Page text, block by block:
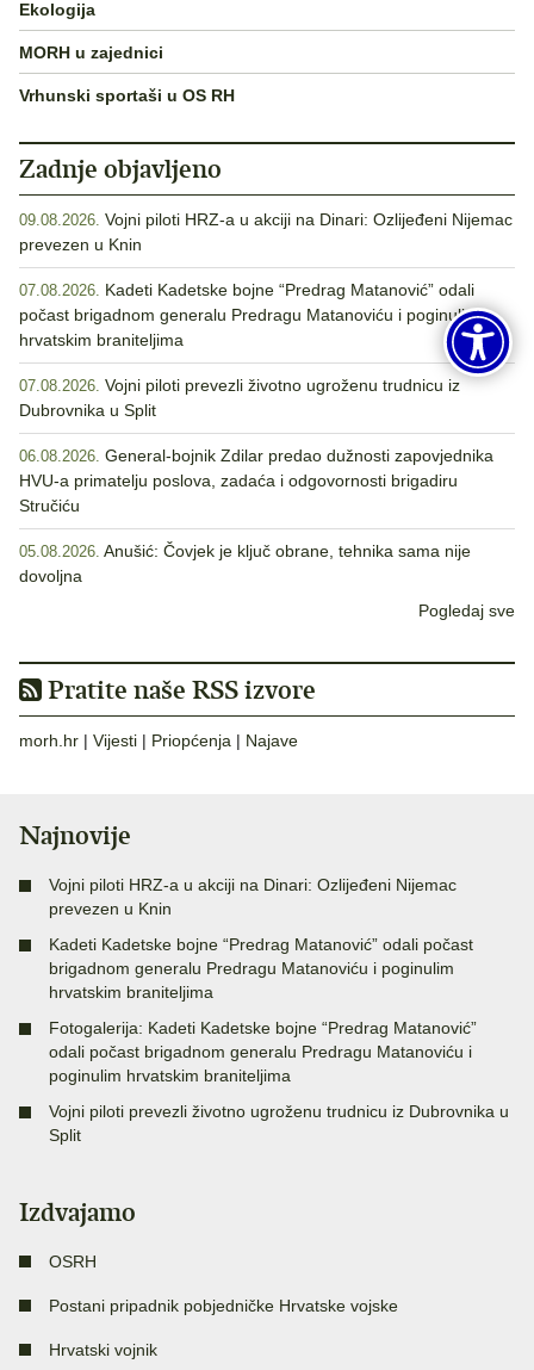
Ekologija
MORH u zajednici
Vrhunski sportaši u OS RH
Zadnje objavljeno
09.08.2026. Vojni piloti HRZ-a u akciji na Dinari: Ozlijeđeni Nijemac
prevezen u Knin
07.08.2026. Kadeti Kadetske bojne “Predrag Matanović” odali
počast brigadnom generalu Predragu Matanoviću i poginulim
hrvatskim braniteljima
07.08.2026. Vojni piloti prevezli životno ugroženu trudnicu iz
Dubrovnika u Split
06.08.2026. General-bojnik Zdilar predao dužnosti zapovjednika
HVU-a primatelju poslova, zadaća i odgovornosti brigadiru
Stručiću
05.08.2026. Anušić: Čovjek je ključ obrane, tehnika sama nije
dovoljna
Pogledaj sve
Pratite naše RSS izvore
morh.hr | Vijesti | Priopćenja | Najave
Najnovije
Vojni piloti HRZ-a u akciji na Dinari: Ozlijeđeni Nijemac
prevezen u Knin
Kadeti Kadetske bojne “Predrag Matanović” odali počast
brigadnom generalu Predragu Matanoviću i poginulim
hrvatskim braniteljima
Fotogalerija: Kadeti Kadetske bojne “Predrag Matanović”
odali počast brigadnom generalu Predragu Matanoviću i
poginulim hrvatskim braniteljima
Vojni piloti prevezli životno ugroženu trudnicu iz Dubrovnika u
Split
Izdvajamo
OSRH
Postani pripadnik pobjedničke Hrvatske vojske
Hrvatski vojnik